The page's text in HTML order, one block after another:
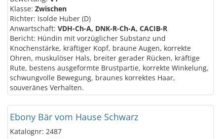
Klasse: Zwischen
Richter: Isolde Huber (D)
Anwartschaft: VDH-Ch-A, DNK-R-Ch-A, CACIB-R
Bericht: Hündin mit vorzüglicher Substanz und
Knochenstärke, kräftiger Kopf, braune Augen, korrekte
Ohren, muskulöser Hals, breiter gerader Rücken, kräftige
Rute, bestens ausgeformte Brustpartie, korrekte Winkelung,
schwungvolle Bewegung, braunes korrektes Haar,
souveränes Verhalten.
Ebony Bär vom Hause Schwarz
Katalognr: 2487